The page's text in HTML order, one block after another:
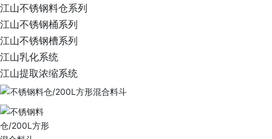
江山不锈钢料仓系列
江山不锈钢桶系列
江山不锈钢槽系列
江山乳化系统
江山提取浓缩系统